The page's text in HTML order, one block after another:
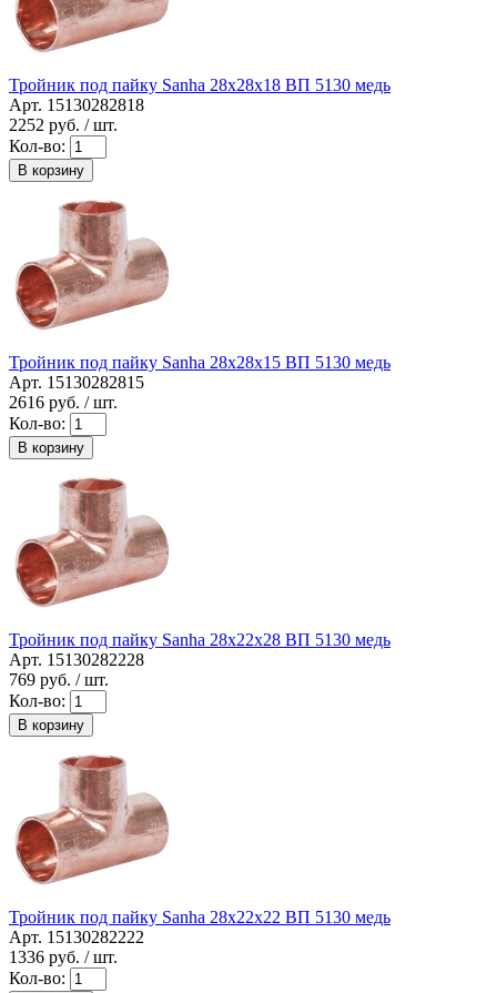
Тройник под пайку Sanha 28x28x18 ВП 5130 медь
Арт. 15130282818
2252 руб. / шт.
Кол-во:
В корзину
Тройник под пайку Sanha 28x28x15 ВП 5130 медь
Арт. 15130282815
2616 руб. / шт.
Кол-во:
В корзину
Тройник под пайку Sanha 28x22x28 ВП 5130 медь
Арт. 15130282228
769 руб. / шт.
Кол-во:
В корзину
Тройник под пайку Sanha 28x22x22 ВП 5130 медь
Арт. 15130282222
1336 руб. / шт.
Кол-во: